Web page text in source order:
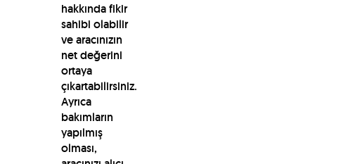
hakkında fikir
sahibi olabilir
ve aracınızın
net değerini
ortaya
çıkartabilirsiniz.
Ayrıca
bakımların
yapılmış
olması,